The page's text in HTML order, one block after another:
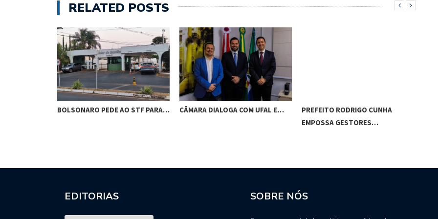
RELATED POSTS
BOLSONARO PEDE AO STF PARA… CÂMARA DIALOGA COM UFAL E…
PREFEITO RODRIGO CUNHA
EMPOSSA GESTORES…
EDITORIAS SOBRE NÓS